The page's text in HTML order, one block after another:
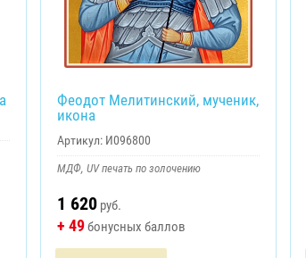
Феодот Мелитинский, мученик,
икона
Артикул: И096800
МДФ, UV печать по золочению
1 620 руб.
+ 49бонусных баллов